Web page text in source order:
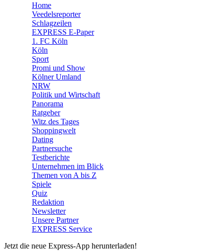
🛒 Shoppingwelt
Home
Veedelsreporter
Schlagzeilen
EXPRESS E-Paper
1. FC Köln
Köln
Sport
Promi und Show
Kölner Umland
NRW
Politik und Wirtschaft
Panorama
Ratgeber
Witz des Tages
Shoppingwelt
Dating
Partnersuche
Testberichte
Unternehmen im Blick
Themen von A bis Z
Spiele
Quiz
Redaktion
Newsletter
Unsere Partner
EXPRESS Service
Jetzt die neue Express-App herunterladen!